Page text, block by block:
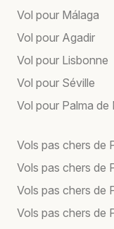
Vol pour Málaga
Vol pour Agadir
Vol pour Lisbonne
Vol pour Séville
Vol pour Palma de
Vols pas chers de
Vols pas chers de
Vols pas chers de
Vols pas chers de